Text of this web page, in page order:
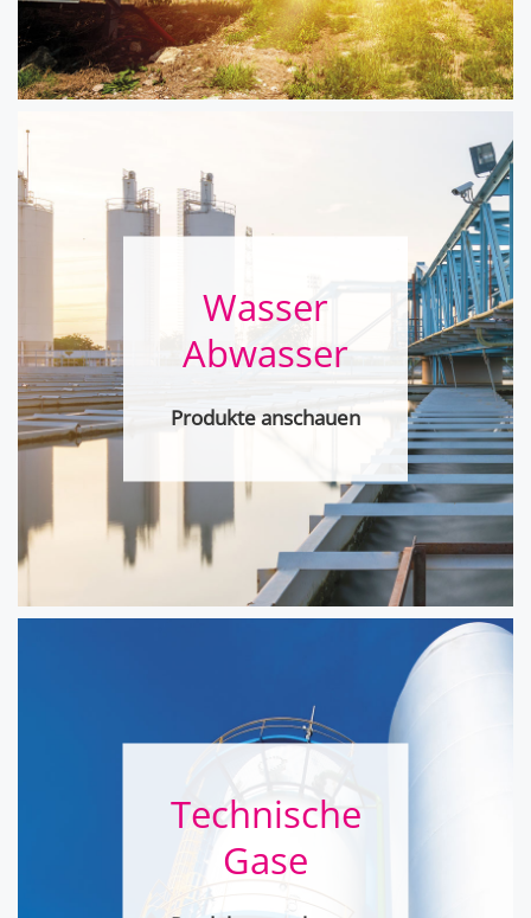
Wasser
Abwasser
Produkte anschauen
Technische
Gase